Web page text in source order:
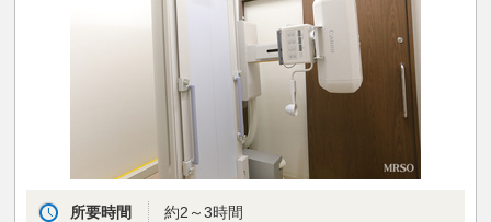
所要時間 約2～3時間